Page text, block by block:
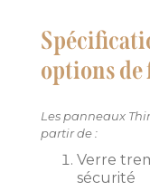
options
Les panneaux
partir de :
Verre
sécurité